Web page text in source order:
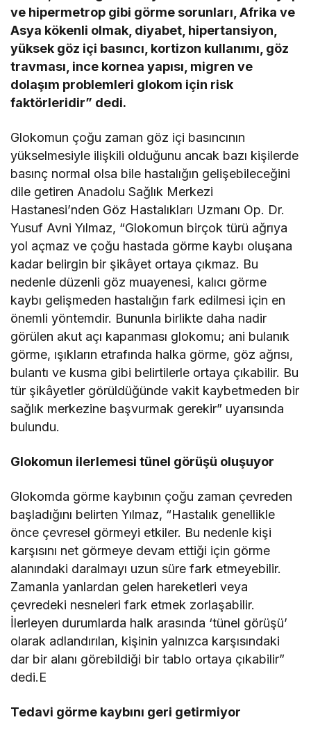
ve hipermetrop gibi görme sorunları, Afrika ve
Asya kökenli olmak, diyabet, hipertansiyon,
yüksek göz içi basıncı, kortizon kullanımı, göz
travması, ince kornea yapısı, migren ve
dolaşım problemleri glokom için risk
faktörleridir” dedi.
Glokomun çoğu zaman göz içi basıncının
yükselmesiyle ilişkili olduğunu ancak bazı kişilerde
basınç normal olsa bile hastalığın gelişebileceğini
dile getiren Anadolu Sağlık Merkezi
Hastanesi’nden Göz Hastalıkları Uzmanı Op. Dr.
Yusuf Avni Yılmaz, “Glokomun birçok türü ağrıya
yol açmaz ve çoğu hastada görme kaybı oluşana
kadar belirgin bir şikâyet ortaya çıkmaz. Bu
nedenle düzenli göz muayenesi, kalıcı görme
kaybı gelişmeden hastalığın fark edilmesi için en
önemli yöntemdir. Bununla birlikte daha nadir
görülen akut açı kapanması glokomu; ani bulanık
görme, ışıkların etrafında halka görme, göz ağrısı,
bulantı ve kusma gibi belirtilerle ortaya çıkabilir. Bu
tür şikâyetler görüldüğünde vakit kaybetmeden bir
sağlık merkezine başvurmak gerekir” uyarısında
bulundu.
Glokomun ilerlemesi tünel görüşü oluşuyor
Glokomda görme kaybının çoğu zaman çevreden
başladığını belirten Yılmaz, “Hastalık genellikle
önce çevresel görmeyi etkiler. Bu nedenle kişi
karşısını net görmeye devam ettiği için görme
alanındaki daralmayı uzun süre fark etmeyebilir.
Zamanla yanlardan gelen hareketleri veya
çevredeki nesneleri fark etmek zorlaşabilir.
İlerleyen durumlarda halk arasında ‘tünel görüşü’
olarak adlandırılan, kişinin yalnızca karşısındaki
dar bir alanı görebildiği bir tablo ortaya çıkabilir”
dedi.E
Tedavi görme kaybını geri getirmiyor